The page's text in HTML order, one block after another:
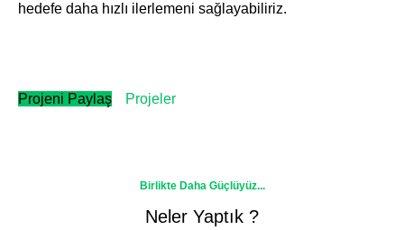
hedefe daha hızlı ilerlemeni sağlayabiliriz.
Projeni Paylaş Projeler
Birlikte Daha Güçlüyüz...
Neler Yaptık ?